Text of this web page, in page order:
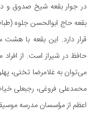
در جوار بقعه شیخ صدوق و در
بقعه حاج ابوالحسن جلوه
قرار دارد. این بقعه‌ با
حافظ در شیراز است. از
می‌توان به غلامرضا تختی،
محمدعلی فروغی، رجبعلی
اعظم از مؤسسان مدرسه